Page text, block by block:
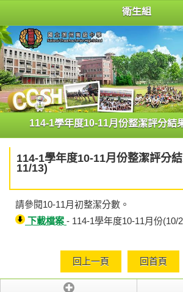
衛生組
114-1學年度10-11月份整潔評分結
114-1學年度10-11月份整潔評分
11/13)
請參閱10-11月初整潔分數。
下載檔案 - 114-1學年度10-11月份(10/
回上一頁 回首頁